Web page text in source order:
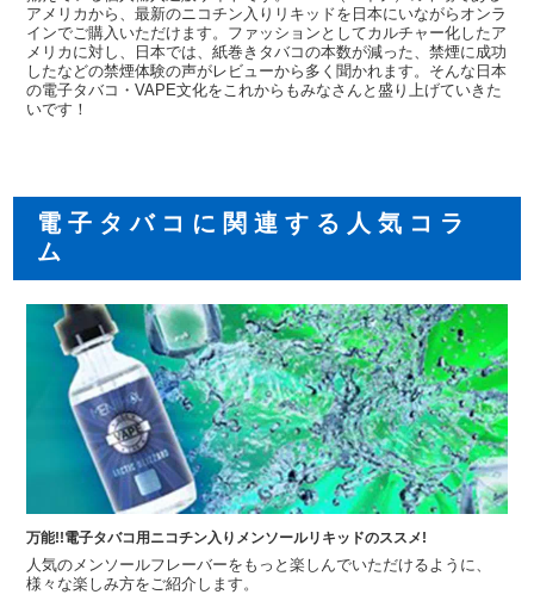
アメリカから、最新のニコチン入りリキッドを日本にいながらオンラ
インでご購入いただけます。ファッションとしてカルチャー化したア
メリカに対し、日本では、紙巻きタバコの本数が減った、禁煙に成功
したなどの禁煙体験の声がレビューから多く聞かれます。そんな日本
の電子タバコ・VAPE文化をこれからもみなさんと盛り上げていきた
いです！
電子タバコに関連する人気コラ
ム
万能!!電子タバコ用ニコチン入りメンソールリキッドのススメ!
人気のメンソールフレーバーをもっと楽しんでいただけるように、
様々な楽しみ方をご紹介します。